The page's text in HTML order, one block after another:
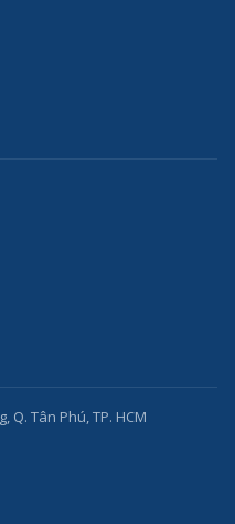
Q. Tân Phú, TP. HCM